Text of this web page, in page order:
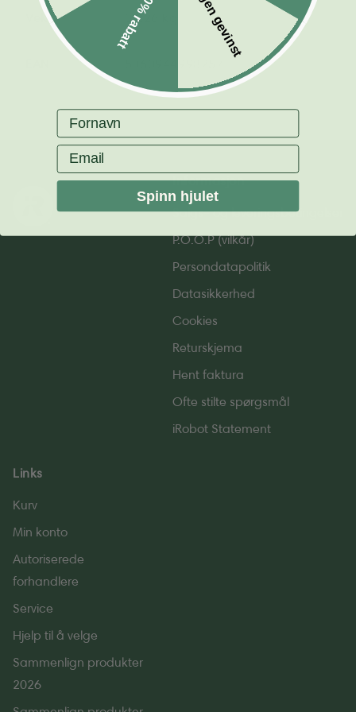
Vekt 0.226 kg
Informasjon
Salgs- og leverings­betingelser
P.O.O.P (vilkår)
Persondatapolitik
Datasikkerhed
Cookies
Returskjema
Hent faktura
Ofte stilte spørgsmål
iRobot Statement
Links
Kurv
Min konto
Autoriserede
forhandlere
Service
Hjelp til å velge
Sammenlign produkter
2026
Ingen gevinst
10% rabatt
Fornavn
Email
Spinn hjulet